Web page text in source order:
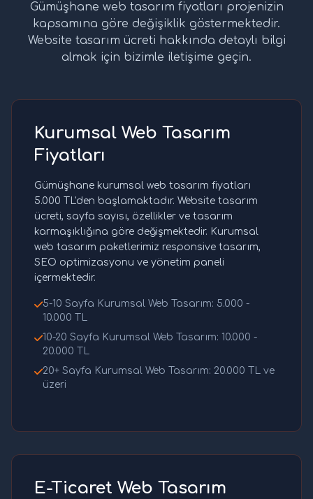
Gümüşhane web tasarım fiyatları projenizin
kapsamına göre değişiklik göstermektedir.
Website tasarım ücreti hakkında detaylı bilgi
almak için bizimle iletişime geçin.
Kurumsal Web Tasarım
Fiyatları
Gümüşhane kurumsal web tasarım fiyatları
5.000 TL'den başlamaktadır. Website tasarım
ücreti, sayfa sayısı, özellikler ve tasarım
karmaşıklığına göre değişmektedir. Kurumsal
web tasarım paketlerimiz responsive tasarım,
SEO optimizasyonu ve yönetim paneli
içermektedir.
5-10 Sayfa Kurumsal Web Tasarım: 5.000 -
10.000 TL
10-20 Sayfa Kurumsal Web Tasarım: 10.000 -
20.000 TL
20+ Sayfa Kurumsal Web Tasarım: 20.000 TL ve
üzeri
E-Ticaret Web Tasarım